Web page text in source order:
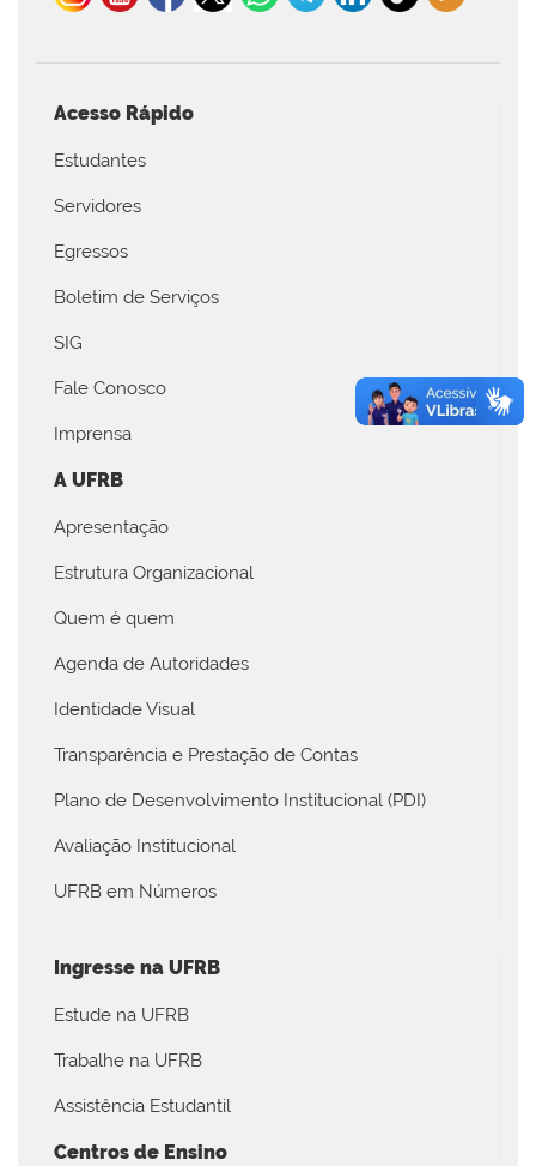
Acesso Rápido
Estudantes
Servidores
Egressos
Boletim de Serviços
SIG
Fale Conosco
Imprensa
A UFRB
Apresentação
Estrutura Organizacional
Quem é quem
Agenda de Autoridades
Identidade Visual
Transparência e Prestação de Contas
Plano de Desenvolvimento Institucional (PDI)
Avaliação Institucional
UFRB em Números
Ingresse na UFRB
Estude na UFRB
Trabalhe na UFRB
Assistência Estudantil
Centros de Ensino